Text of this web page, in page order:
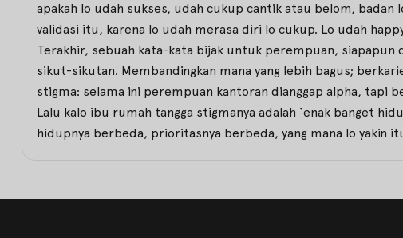
apakah lo udah sukses, udah cukup cantik atau belom,
validasi itu, karena lo udah merasa diri lo cukup. Lo udah
Terakhir, sebuah kata-kata bijak untuk perempuan, siapapun
sikut-sikutan. Membandingkan mana yang lebih bagus;
stigma: selama ini perempuan kantoran dianggap alpha, tapi
Lalu kalo ibu rumah tangga stigmanya adalah ‘enak banget
hidupnya berbeda, prioritasnya berbeda, yang mana lo yakin